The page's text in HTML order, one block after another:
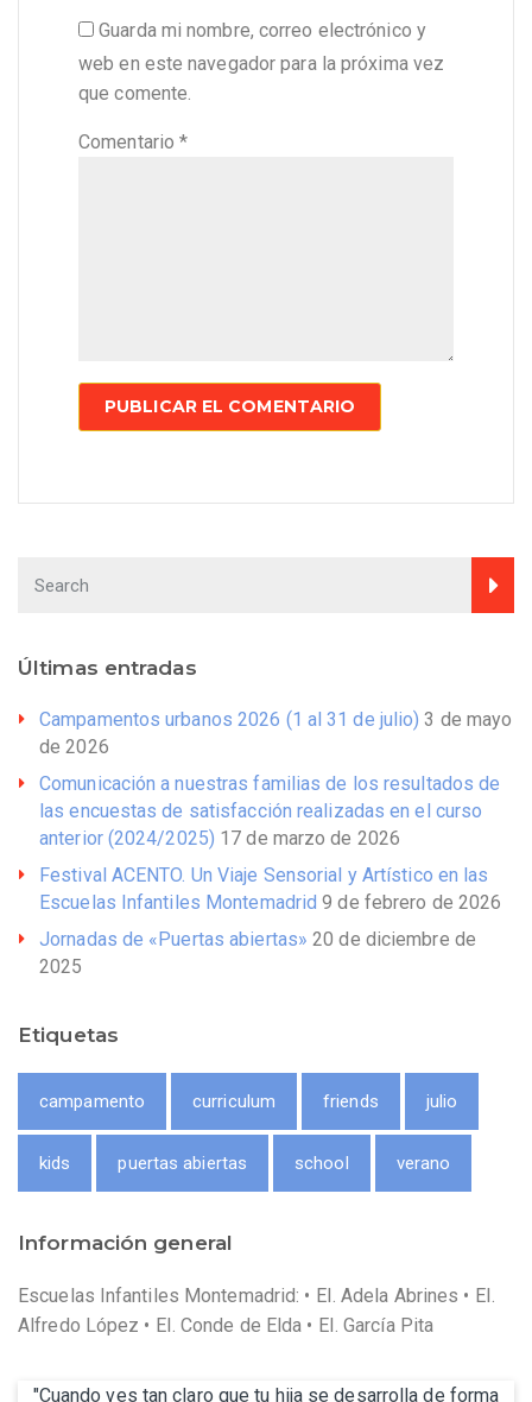
Guarda mi nombre, correo electrónico y
web en este navegador para la próxima vez
que comente.
Comentario*
Últimas entradas
Campamentos urbanos 2026 (1 al 31 de julio) 3 de mayo
de 2026
Comunicación a nuestras familias de los resultados de
las encuestas de satisfacción realizadas en el curso
anterior (2024/2025) 17 de marzo de 2026
Festival ACENTO. Un Viaje Sensorial y Artístico en las
Escuelas Infantiles Montemadrid 9 de febrero de 2026
Jornadas de «Puertas abiertas» 20 de diciembre de
2025
Etiquetas
campamento curriculum friends julio
kids puertas abiertas school verano
Información general
Escuelas Infantiles Montemadrid: • EI. Adela Abrines • EI.
Alfredo López • EI. Conde de Elda • EI. García Pita
"Cuando ves tan claro que tu hija se desarrolla de forma